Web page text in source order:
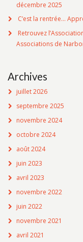
décembre 2025
C’est la rentrée…
Retrouvez
Associations de
Archives
juillet 2026
septembre 2025
novembre 2024
octobre 2024
août 2024
juin 2023
avril 2023
novembre 2022
juin 2022
novembre 2021
avril 2021